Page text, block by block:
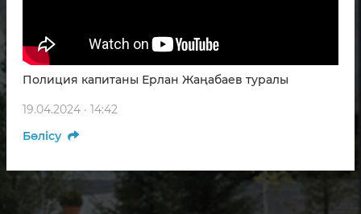
Полиция капитаны Ерлан Жаңабаев туралы
19.04.2024 · 14:42
Бөлісу